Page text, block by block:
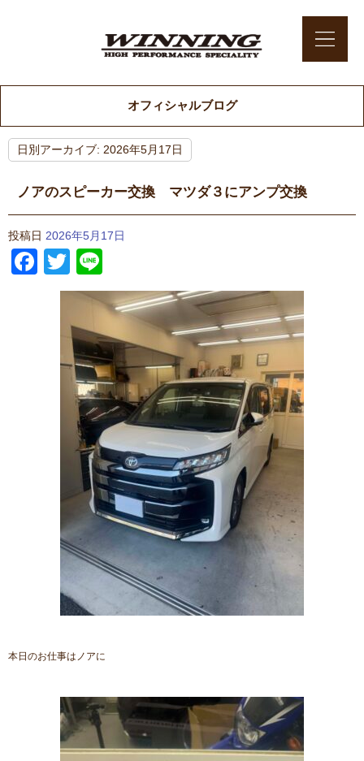
オフィシャルブログ
日別アーカイブ: 2026年5月17日
ノアのスピーカー交換 マツダ３にアンプ交換
投稿日 2026年5月17日
Facebook
Twitter
本日のお仕事はノアに